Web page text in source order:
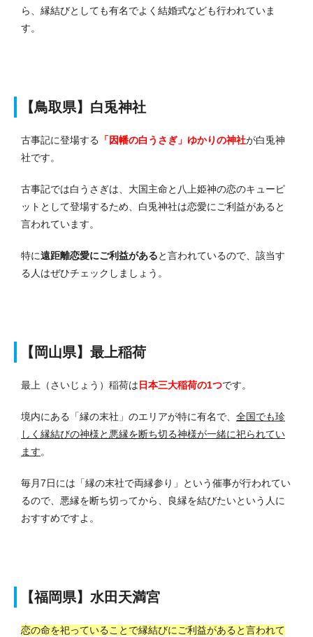
ら、縁結びとしても有名でよく結婚式なども行われていま
す。
【鳥取県】白兎神社
古事記に登場する 「因幡の白うさぎ」ゆかりの神社が白兎神
社です。
古事記では白うさぎは、大国主命と八上姫神の恋のキューピ
ットとして登場するため、白兎神社は恋愛にご利益があると
言われています。
特に遠距離恋愛にご利益があると言われているので、該当す
る人はぜひチェックしましょう。
【岡山県】最上稲荷
最上（さいじょう）稲荷は 日本三大稲荷の1つです。
境内にある「縁の末社」のエリアが特に有名で、 全国でも珍
しく縁結びの神様と悪縁を断ち切る神様が一緒に祀られてい
ます。
毎月7日には「縁の末社で両縁参り」という催事が行われてい
るので、悪縁を断ち切ってから、良縁を結びたいという人に
おすすめですよ。
【福岡県】水田天満宮
恋の命を祀っていることで縁結びにご利益があると言われて